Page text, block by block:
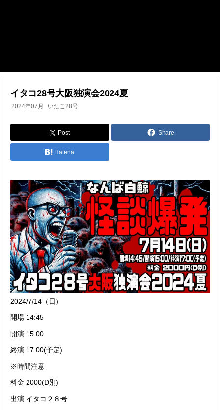
イタコ28号大阪独演会2024夏
2024年07月 いたこ28号
Post Share
Hatena
2024/7/14（日）
開場 14:45
開演 15:00
終演 17:00(予定)
※時間注意
料金 2000(D別)
出演 イタコ２８号